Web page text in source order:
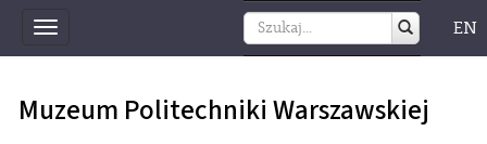
Toggle
navigation
EN
Muzeum Politechniki Warszawskiej